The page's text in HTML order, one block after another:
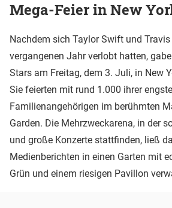
Mega-Feier in New
Nachdem sich Taylor Swift und Travis
vergangenen Jahr verlobt hatten,
Stars am Freitag, dem 3. Juli, in New
Sie feierten mit rund 1.000 ihrer
Familienangehörigen im berühmten
Garden. Die Mehrzweckarena, in der
und große Konzerte stattfinden, ließ
Medienberichten in einen Garten mit
Grün und einem riesigen Pavillon